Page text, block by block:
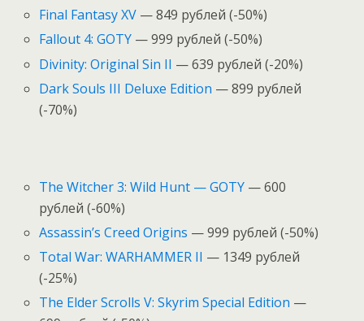
Final Fantasy XV — 849 рублей (-50%)
Fallout 4: GOTY — 999 рублей (-50%)
Divinity: Original Sin II — 639 рублей (-20%)
Dark Souls III Deluxe Edition — 899 рублей
(-70%)
The Witcher 3: Wild Hunt — GOTY — 600
рублей (-60%)
Assassin’s Creed Origins — 999 рублей (-50%)
Total War: WARHAMMER II — 1349 рублей
(-25%)
The Elder Scrolls V: Skyrim Special Edition —